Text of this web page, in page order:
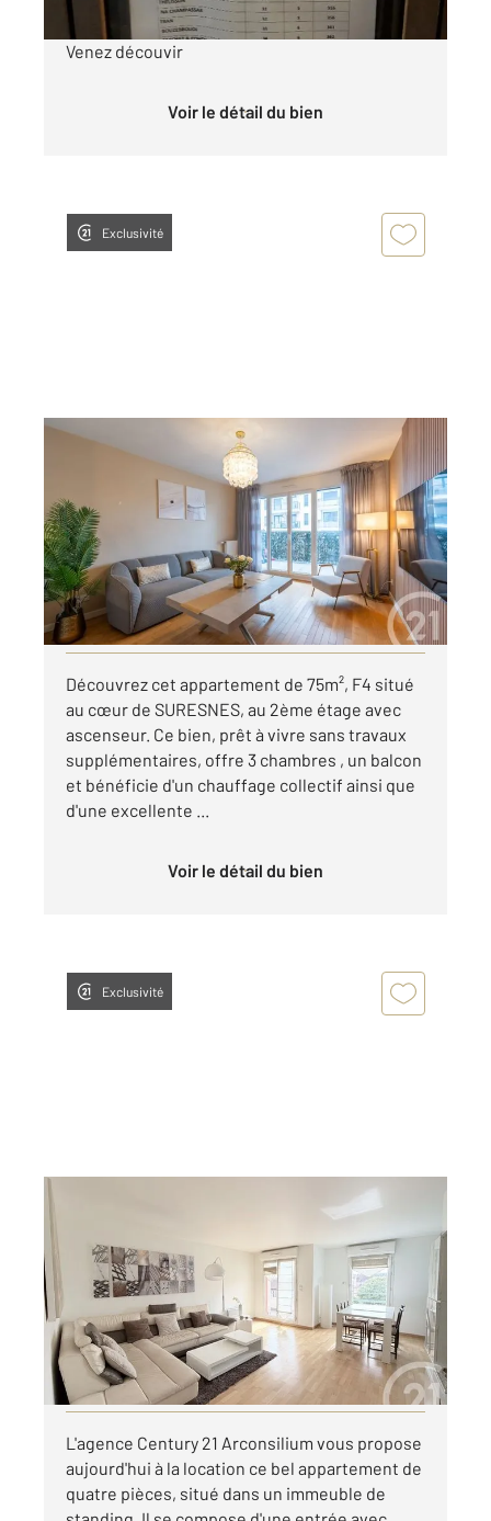
Venez découvir
Voir le détail du bien
Exclusivité
SURESNES 92
, 4 pièces
Appartement F4 à louer
2 500 €
par mois charges comprises
Visiter le site dédié
Découvrez cet appartement de 75m², F4 situé
au cœur de SURESNES, au 2ème étage avec
ascenseur. Ce bien, prêt à vivre sans travaux
supplémentaires, offre 3 chambres , un balcon
et bénéficie d'un chauffage collectif ainsi que
d'une excellente ...
Voir le détail du bien
Exclusivité
Ref : 2143
Appartement F4 à louer
2 460 €
par mois charges comprises
Visiter le site dédié
L'agence Century 21 Arconsilium vous propose
aujourd'hui à la location ce bel appartement de
quatre pièces, situé dans un immeuble de